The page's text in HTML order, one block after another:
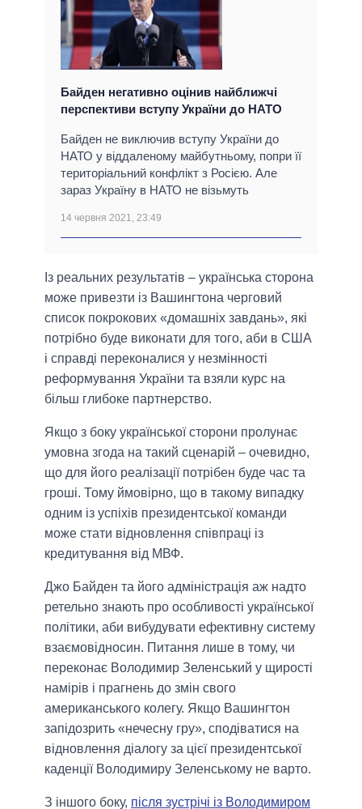
Байден негативно оцінив найближчі
перспективи вступу України до НАТО
Байден не виключив вступу України до
НАТО у віддаленому майбутньому, попри її
територіальний конфлікт з Росією. Але
зараз Україну в НАТО не візьмуть
14 червня 2021, 23:49
Із реальних результатів – українська сторона
може привезти із Вашингтона черговий
список покрокових «домашніх завдань», які
потрібно буде виконати для того, аби в США
і справді переконалися у незмінності
реформування України та взяли курс на
більш глибоке партнерство.
Якщо з боку української сторони пролунає
умовна згода на такий сценарій – очевидно,
що для його реалізації потрібен буде час та
гроші. Тому ймовірно, що в такому випадку
одним із успіхів президентської команди
може стати відновлення співпраці із
кредитування від МВФ.
Джо Байден та його адміністрація аж надто
ретельно знають про особливості української
політики, аби вибудувати ефективну систему
взаємовідносин. Питання лише в тому, чи
переконає Володимир Зеленський у щирості
намірів і прагнень до змін свого
американського колегу. Якщо Вашингтон
запідозрить «нечесну гру», сподіватися на
відновлення діалогу за цієї президентської
каденції Володимиру Зеленському не варто.
З іншого боку, після зустрічі із Володимиром